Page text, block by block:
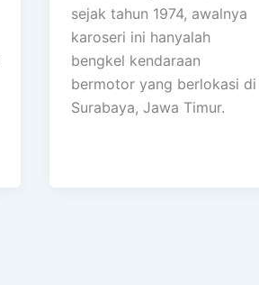
sejak tahun 1974, awalnya
karoseri ini hanyalah
bengkel kendaraan
bermotor yang berlokasi di
Surabaya, Jawa Timur.